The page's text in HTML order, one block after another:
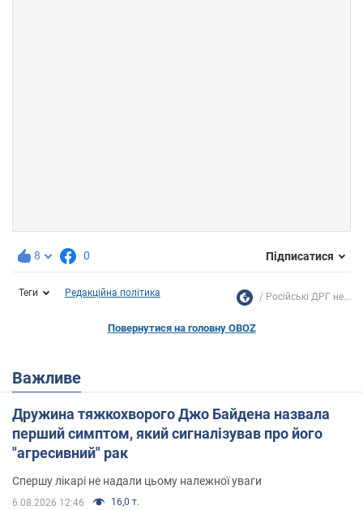
8 0 Підписатися
Теги Редакційна політика Російські ДРГ не...
Повернутися на головну OBOZ
Важливе
Дружина тяжкохворого Джо Байдена назвала
перший симптом, який сигналізував про його
"агресивний" рак
Спершу лікарі не надали цьому належної уваги
6.08.2026 12:46 16,0 т.